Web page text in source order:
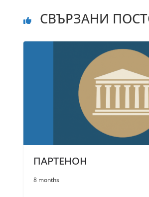
СВЪРЗАНИ
ПАРТЕНОН
8 months